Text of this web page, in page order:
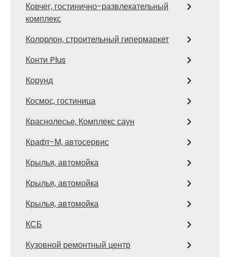
Ковчег, гостинично-развлекательный
комплекс
Колорлон, строительный гипермаркет
Конти Plus
Корунд
Космос, гостиница
Краснолесье, Комплекс саун
Крафт-М, автосервис
Крылья, автомойка
Крылья, автомойка
Крылья, автомойка
КСБ
Кузовной ремонтный центр